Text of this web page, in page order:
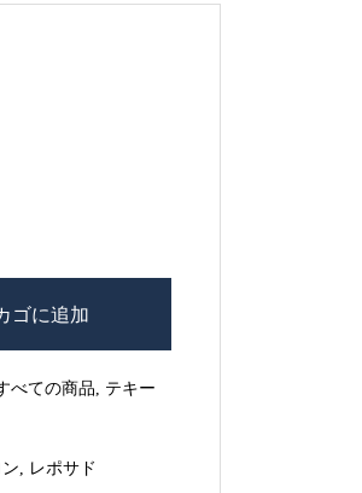
ゴに追加
べての商品
テキー
レポサド